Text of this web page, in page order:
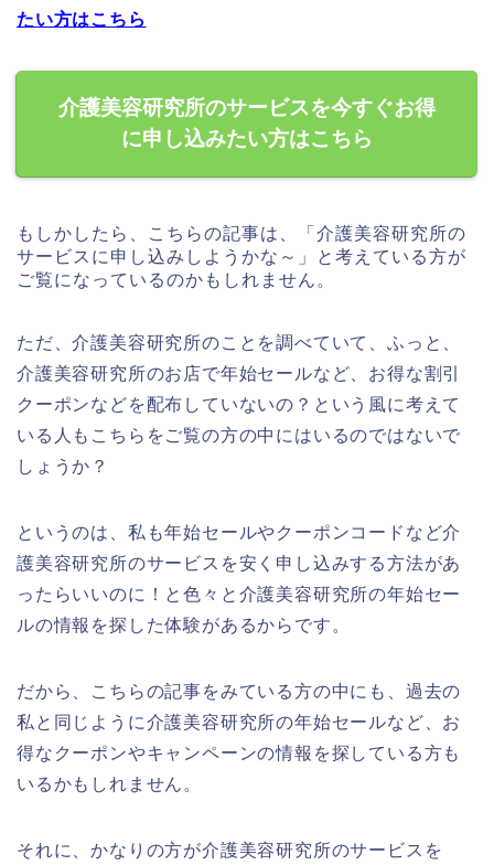
たい方はこちら
介護美容研究所のサービスを今すぐお得
に申し込みたい方はこちら
もしかしたら、こちらの記事は、「介護美容研究所の
サービスに申し込みしようかな～」と考えている方が
ご覧になっているのかもしれません。
ただ、介護美容研究所のことを調べていて、ふっと、
介護美容研究所のお店で年始セールなど、お得な割引
クーポンなどを配布していないの？という風に考えて
いる人もこちらをご覧の方の中にはいるのではないで
しょうか？
というのは、私も年始セールやクーポンコードなど介
護美容研究所のサービスを安く申し込みする方法があ
ったらいいのに！と色々と介護美容研究所の年始セー
ルの情報を探した体験があるからです。
だから、こちらの記事をみている方の中にも、過去の
私と同じように介護美容研究所の年始セールなど、お
得なクーポンやキャンペーンの情報を探している方も
いるかもしれません。
それに、かなりの方が介護美容研究所のサービスを